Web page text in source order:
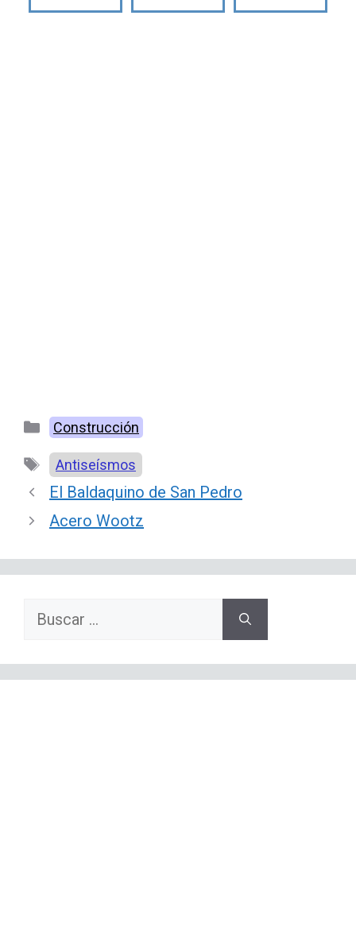
Categorías
Construcción
Etiquetas
Antiseísmos
El Baldaquino de San Pedro
Acero Wootz
Buscar: